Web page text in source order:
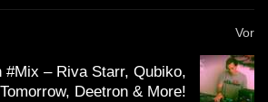
Vor
#Mix – Riva Starr, Qubiko,
Deetron & More!